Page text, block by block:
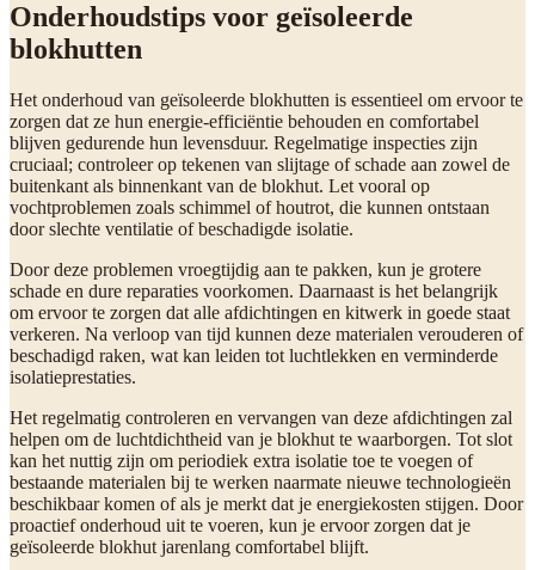
Onderhoudstips voor geïsoleerde
blokhutten
Het onderhoud van geïsoleerde blokhutten is essentieel om ervoor te
zorgen dat ze hun energie-efficiëntie behouden en comfortabel
blijven gedurende hun levensduur. Regelmatige inspecties zijn
cruciaal; controleer op tekenen van slijtage of schade aan zowel de
buitenkant als binnenkant van de blokhut. Let vooral op
vochtproblemen zoals schimmel of houtrot, die kunnen ontstaan
door slechte ventilatie of beschadigde isolatie.
Door deze problemen vroegtijdig aan te pakken, kun je grotere
schade en dure reparaties voorkomen. Daarnaast is het belangrijk
om ervoor te zorgen dat alle afdichtingen en kitwerk in goede staat
verkeren. Na verloop van tijd kunnen deze materialen verouderen of
beschadigd raken, wat kan leiden tot luchtlekken en verminderde
isolatieprestaties.
Het regelmatig controleren en vervangen van deze afdichtingen zal
helpen om de luchtdichtheid van je blokhut te waarborgen. Tot slot
kan het nuttig zijn om periodiek extra isolatie toe te voegen of
bestaande materialen bij te werken naarmate nieuwe technologieën
beschikbaar komen of als je merkt dat je energiekosten stijgen. Door
proactief onderhoud uit te voeren, kun je ervoor zorgen dat je
geïsoleerde blokhut jarenlang comfortabel blijft.